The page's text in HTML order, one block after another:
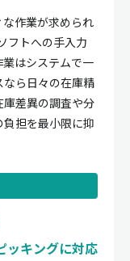
作業が求められ
フトへの手入力
はシステムで一
ら日々の在庫精
差異の調査や分
担を最小限に抑
ッキングに対応